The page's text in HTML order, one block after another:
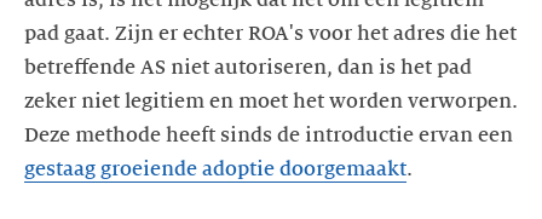
pad gaat. Zijn er echter ROA's voor het adres die het
betreffende AS niet autoriseren, dan is het pad
zeker niet legitiem en moet het worden verworpen.
Deze methode heeft sinds de introductie ervan een
gestaag groeiende adoptie doorgemaakt.